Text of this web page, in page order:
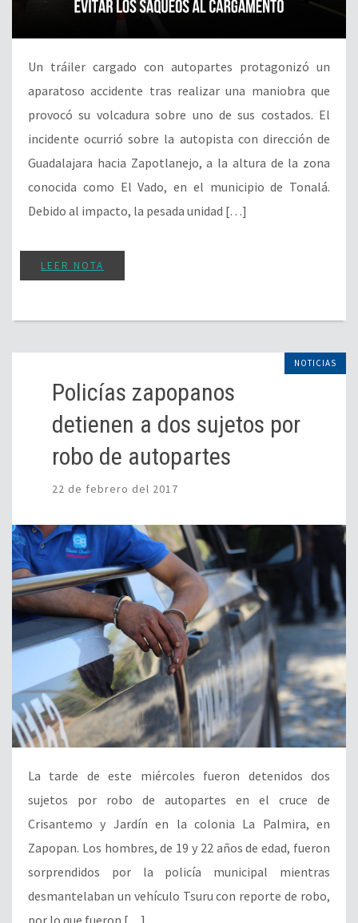
Un tráiler cargado con autopartes protagonizó un
aparatoso accidente tras realizar una maniobra que
provocó su volcadura sobre uno de sus costados. El
incidente ocurrió sobre la autopista con dirección de
Guadalajara hacia Zapotlanejo, a la altura de la zona
conocida como El Vado, en el municipio de Tonalá.
Debido al impacto, la pesada unidad […]
LEER NOTA
NOTICIAS
Policías zapopanos
detienen a dos sujetos por
robo de autopartes
22 de febrero del 2017
La tarde de este miércoles fueron detenidos dos
sujetos por robo de autopartes en el cruce de
Crisantemo y Jardín en la colonia La Palmira, en
Zapopan. Los hombres, de 19 y 22 años de edad, fueron
sorprendidos por la policía municipal mientras
desmantelaban un vehículo Tsuru con reporte de robo,